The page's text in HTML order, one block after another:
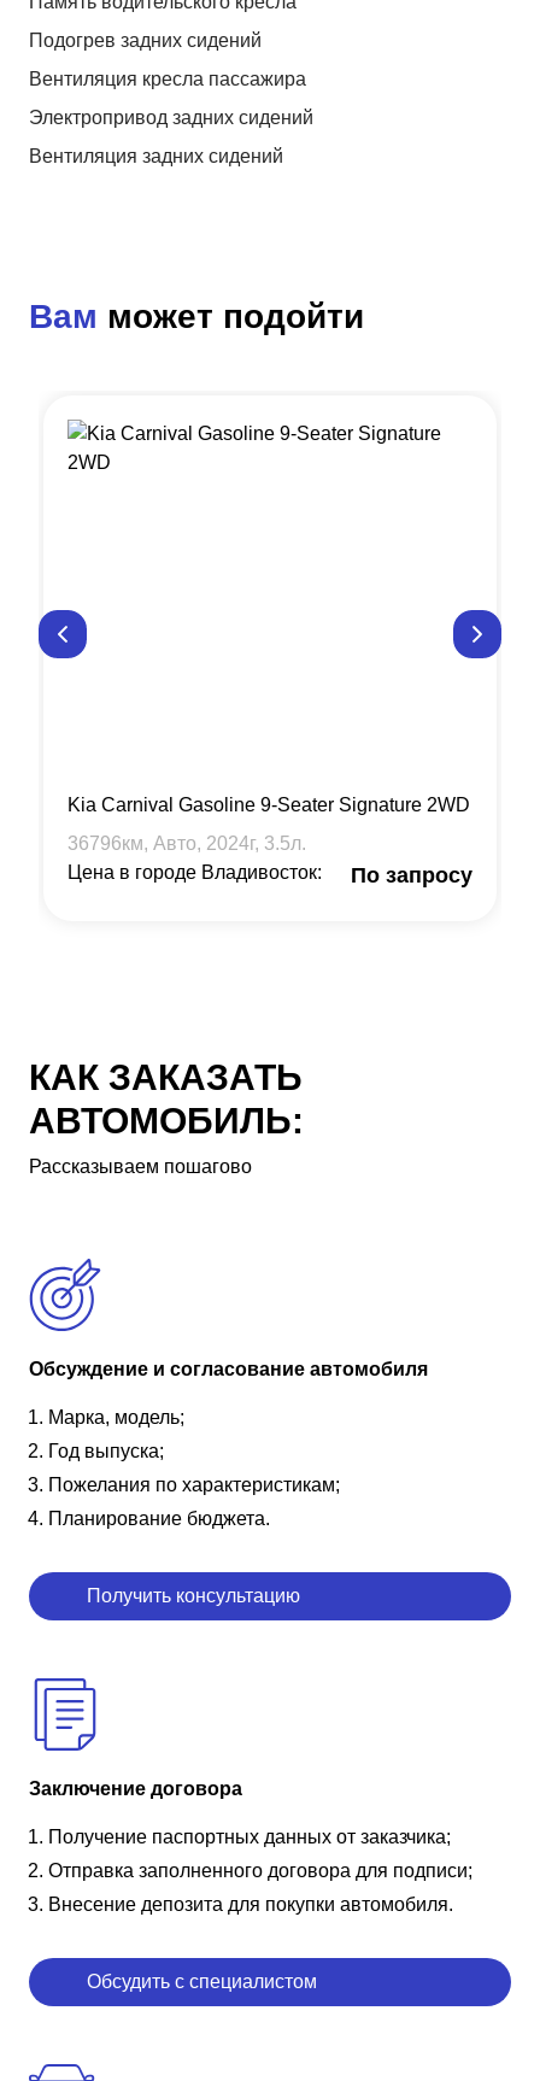
Подогрев задних сидений
Вентиляция кресла пассажира
Электропривод задних сидений
Вентиляция задних сидений
Вам может подойти
Kia Carnival Gasoline 9-Seater Signature 2WD
36796км, Авто, 2024г, 3.5л.
Цена в городе Владивосток:
По запросу
КАК ЗАКАЗАТЬ
АВТОМОБИЛЬ:
Рассказываем пошагово
Обсуждение и согласование автомобиля
Марка, модель;
Год выпуска;
Пожелания по характеристикам;
Планирование бюджета.
Получить консультацию
Заключение договора
Получение паспортных данных от заказчика;
Отправка заполненного договора для подписи;
Внесение депозита для покупки автомобиля.
Обсудить с специалистом